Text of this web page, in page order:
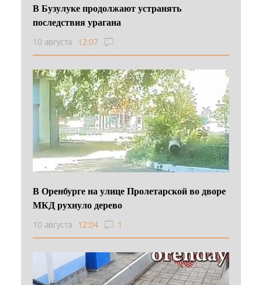
В Бузулуке продолжают устранять
последствия урагана
10 августа 12:07
В Оренбурге на улице Пролетарской во дворе
МКД рухнуло дерево
10 августа 12:04 1